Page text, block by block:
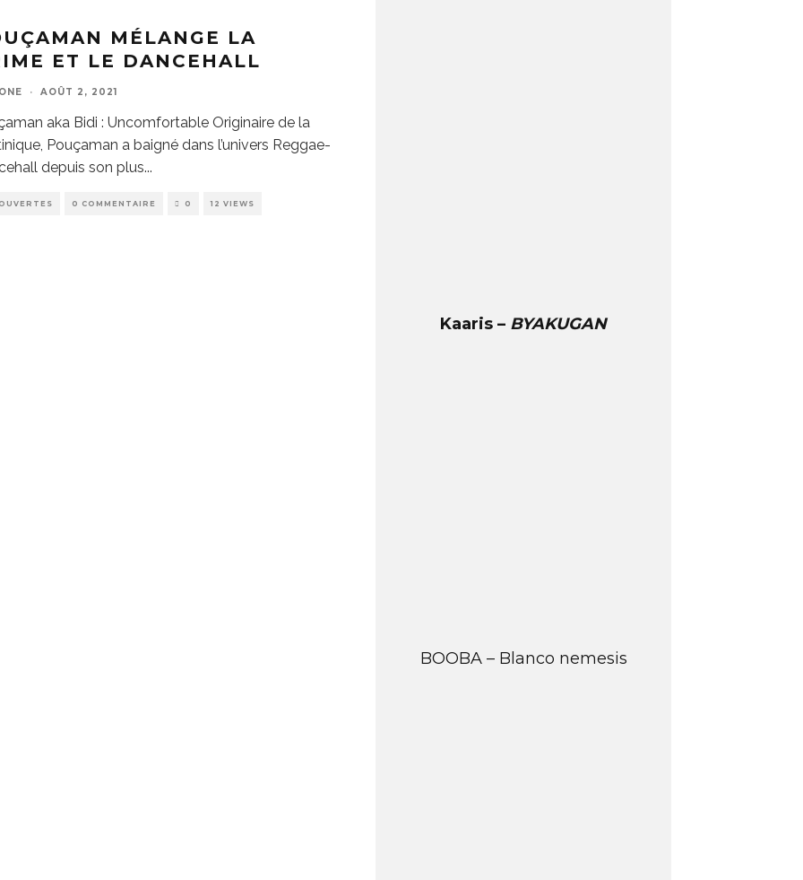
MÉLANGE LA
ET LE DANCEHALL
· AOÛT 2, 2021
aka Bidi : Uncomfortable Originaire de la
Pouçaman a baigné dans l’univers Reggae-
depuis son plus...
0 COMMENTAIRE 0 12 VIEWS
Kaaris – BYAKUGAN
BOOBA – Blanco nemesis